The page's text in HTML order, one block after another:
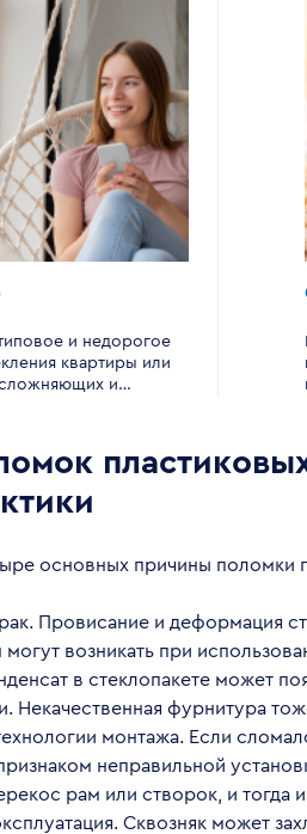
и недорогое
квартиры или
и
стандартный
основных причины поломки
Провисание и деформация
могут возникать при
в стеклопакете может
Некачественная фурнитура
монтажа. Если
неправильной
рам или створок, и тогда
Сквозняк может